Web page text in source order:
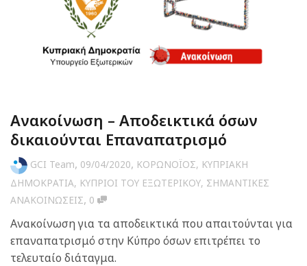
Ανακοίνωση – Αποδεικτικά όσων
δικαιούνται Επαναπατρισμό
GCI Team, 09/04/2020, ΚΟΡΩΝΟΪΟΣ, ΚΥΠΡΙΑΚΗ
ΔΗΜΟΚΡΑΤΙΑ, ΚΥΠΡΙΟΙ ΤΟΥ ΕΞΩΤΕΡΙΚΟΥ, ΣΗΜΑΝΤΙΚΕΣ
ΑΝΑΚΟΙΝΩΣΕΙΣ, 0
Ανακοίνωση για τα αποδεικτικά που απαιτούνται για
επαναπατρισμό στην Κύπρο όσων επιτρέπει το
τελευταίο διάταγμα.